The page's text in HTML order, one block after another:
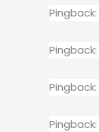
Pingback:
Pingback:
Pingback:
Pingback: